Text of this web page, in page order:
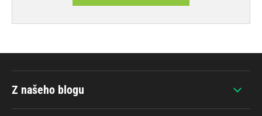
Z našeho blogu